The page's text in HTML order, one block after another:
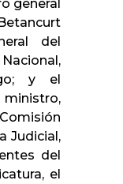
general
del
y el
Judicial,
del
el